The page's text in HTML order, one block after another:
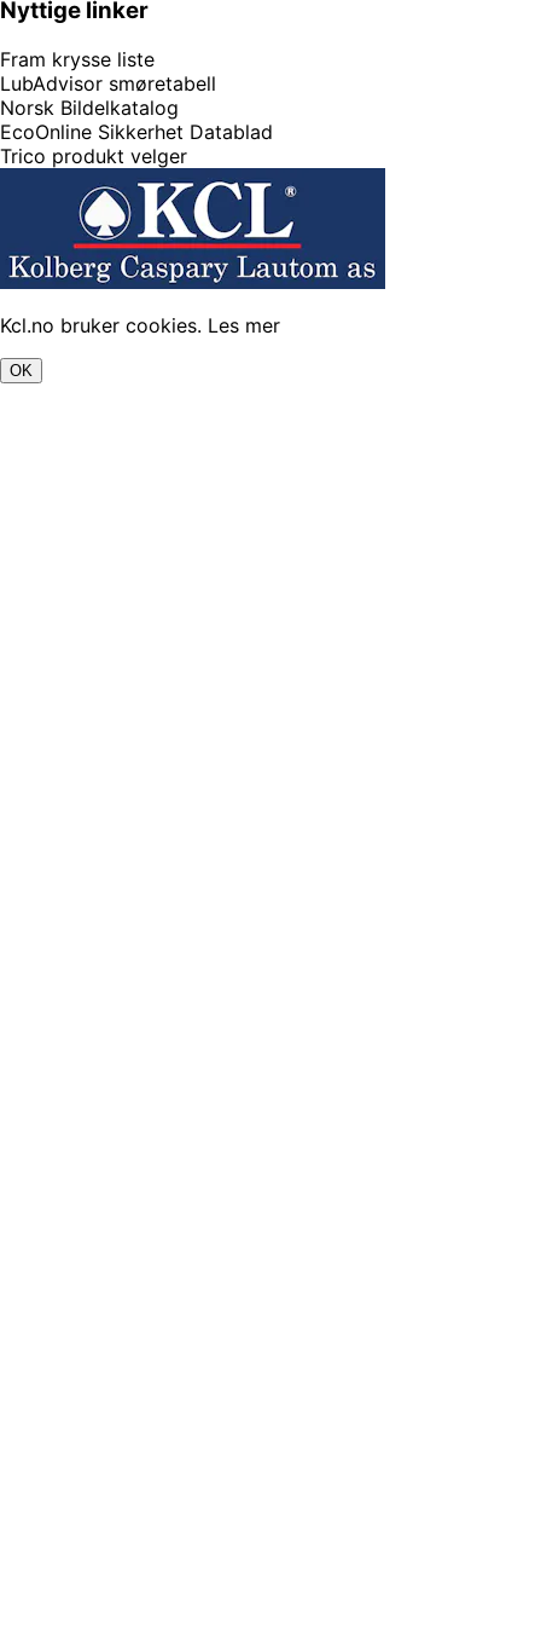
Nyttige linker
Fram krysse liste
LubAdvisor smøretabell
Norsk Bildelkatalog
EcoOnline Sikkerhet Datablad
Trico produkt velger
Kcl.no bruker cookies. Les mer
OK